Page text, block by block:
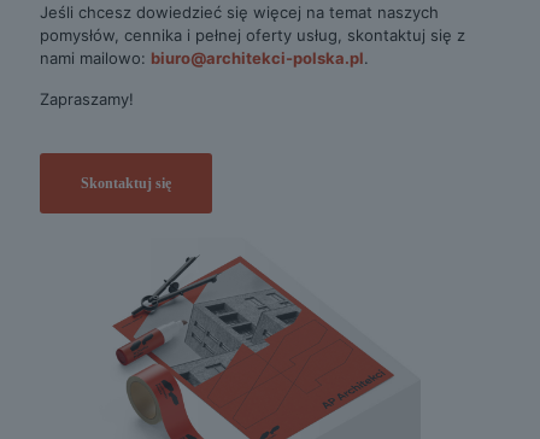
Jeśli chcesz dowiedzieć się więcej na temat naszych
pomysłów, cennika i pełnej oferty usług, skontaktuj się z
nami mailowo: biuro@architekci-polska.pl.
Zapraszamy!
Skontaktuj się